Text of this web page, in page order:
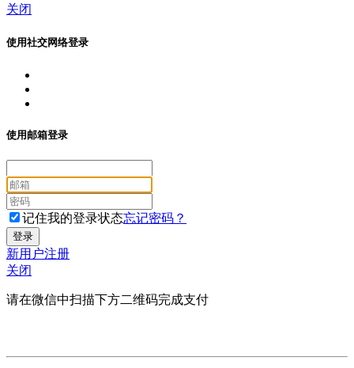
关闭
使用社交网络登录
使用邮箱登录
记住我的登录状态忘记密码？
新用户注册
关闭
请在微信中扫描下方二维码完成支付